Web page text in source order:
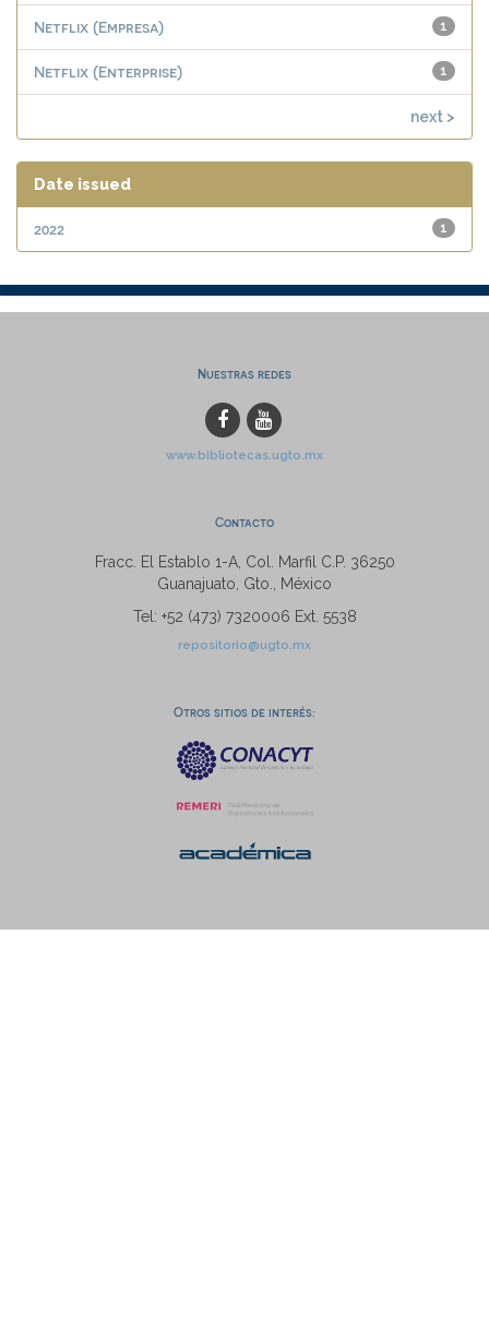
1
Netflix (Empresa)
1
Netflix (Enterprise)
next >
Date issued
1
2022
Nuestras redes
www.bibliotecas.ugto.mx
Contacto
Fracc. El Establo 1-A, Col. Marfil C.P. 36250
Guanajuato, Gto., México
Tel: +52 (473) 7320006 Ext. 5538
repositorio@ugto.mx
Otros sitios de interés: